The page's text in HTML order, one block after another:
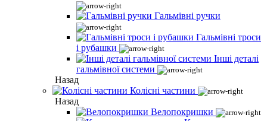
Гальмівні ручки
Гальмівні троси
і рубашки
Інші деталі
гальмівної системи
Назад
Колісні частини
Назад
Велопокришки